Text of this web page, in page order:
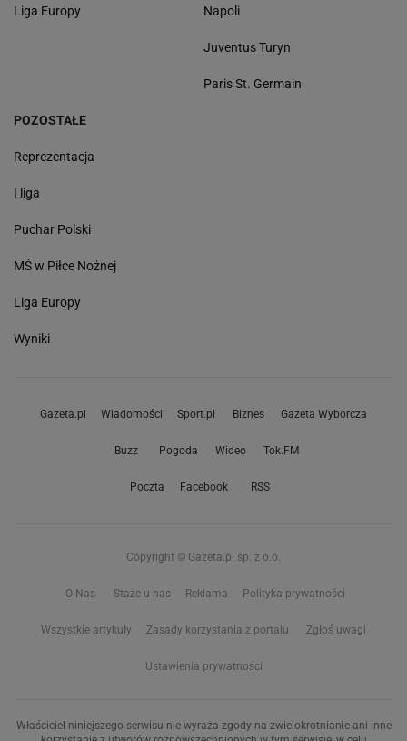
Liga Europy Napoli
Juventus Turyn
Paris St. Germain
POZOSTAŁE
Reprezentacja
I liga
Puchar Polski
MŚ w Piłce Nożnej
Liga Europy
Wyniki
Gazeta.pl Wiadomości Sport.pl Biznes Gazeta Wyborcza
Buzz Pogoda Wideo Tok.FM
Poczta Facebook RSS
Copyright © Gazeta.pl sp. z o.o.
O Nas Staże u nas Reklama Polityka prywatności
Wszystkie artykuły Zasady korzystania z portalu Zgłoś uwagi
Ustawienia prywatności
Właściciel niniejszego serwisu nie wyraża zgody na zwielokrotnianie ani inne